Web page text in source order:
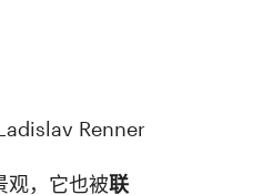
Renner
观，它也被联